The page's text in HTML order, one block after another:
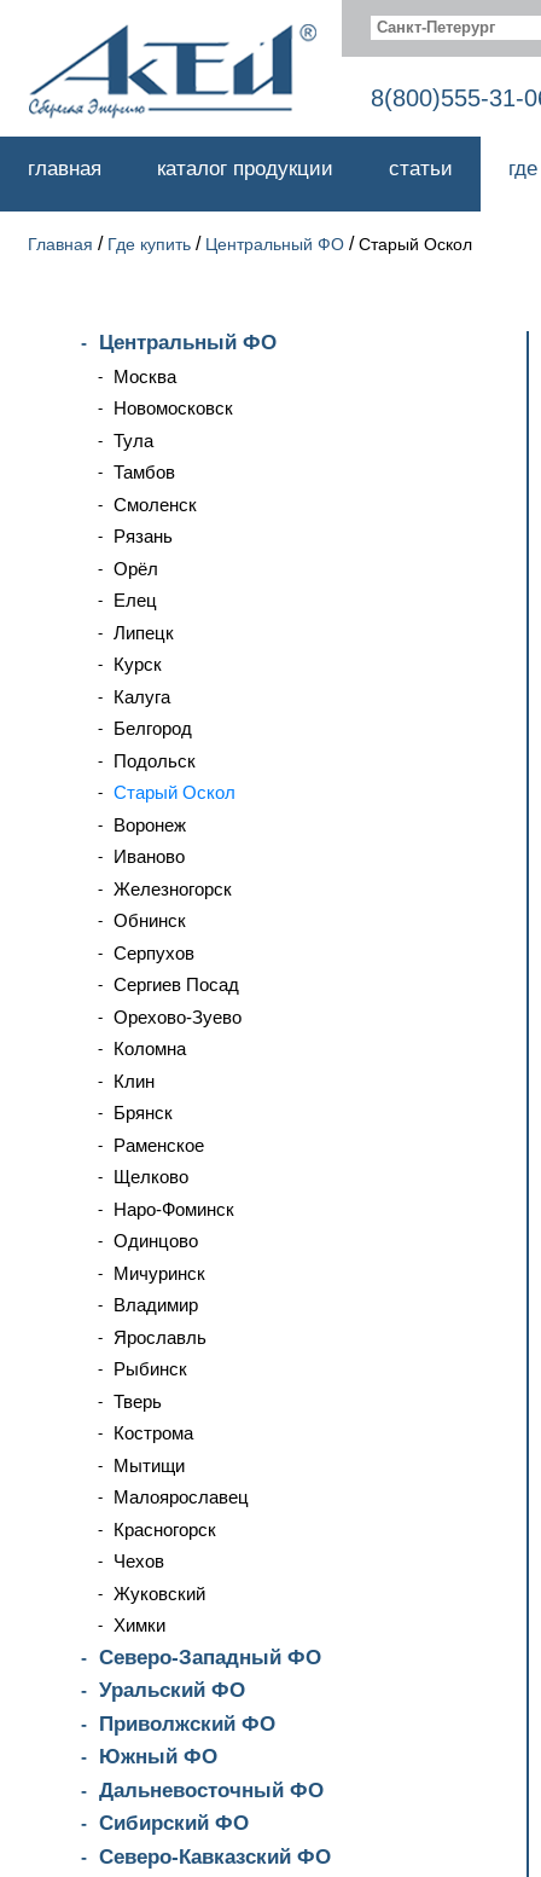
Санкт-Петерург
8(800)555-31-
главная каталог продукции статьи
Главная / Где купить / Центральный ФО /Старый Оскол
Центральный ФО
Москва
Новомосковск
Тула
Тамбов
Смоленск
Рязань
Орёл
Елец
Липецк
Курск
Калуга
Белгород
Подольск
Старый Оскол
Воронеж
Иваново
Железногорск
Обнинск
Серпухов
Сергиев Посад
Орехово-Зуево
Коломна
Клин
Брянск
Раменское
Щелково
Наро-Фоминск
Одинцово
Мичуринск
Владимир
Ярославль
Рыбинск
Тверь
Кострома
Мытищи
Малоярославец
Красногорск
Чехов
Жуковский
Химки
Северо-Западный ФО
Уральский ФО
Приволжский ФО
Южный ФО
Дальневосточный ФО
Сибирский ФО
Северо-Кавказский ФО